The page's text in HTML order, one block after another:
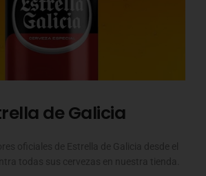
de Galicia